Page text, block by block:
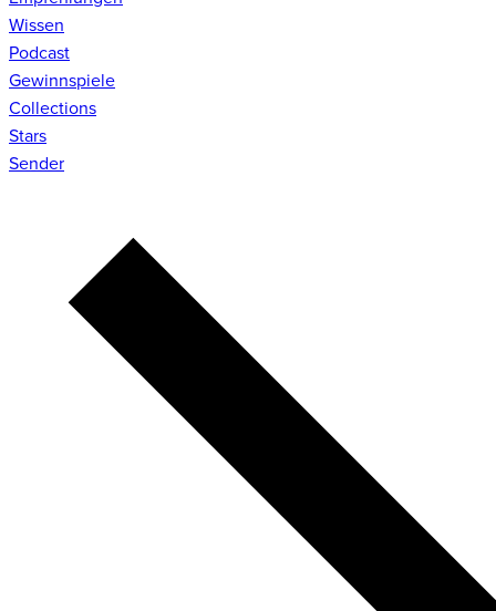
Wissen
Podcast
Gewinnspiele
Collections
Stars
Sender